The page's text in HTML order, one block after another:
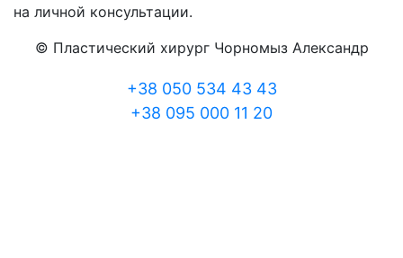
на личной консультации.
© Пластический хирург Чорномыз Александр
+38 050 534 43 43
+38 095 000 11 20